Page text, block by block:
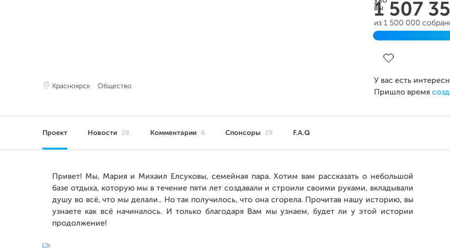
Красноярск Общество
1 507
из 1 500 000
У вас есть
Пришло время
Проект Новости 28 Комментарии 6 Спонсоры 29 F.A.Q
Привет! Мы, Мария и Михаил Елсуковы, семейная пара. Хотим вам рассказать о небольшой
базе отдыха, которую мы в течение пяти лет создавали и строили своими руками, вкладывали
душу во всё, что мы делали.. Но так получилось, что она сгорела. Прочитав нашу историю, вы
узнаете как всё начиналось. И только благодаря Вам мы узнаем, будет ли у этой истории
продолжение!